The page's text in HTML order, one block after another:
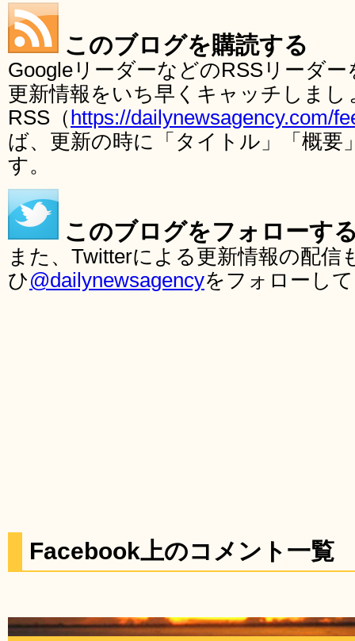
このブログを購読する
GoogleリーダーなどのRSSリーダ
更新情報をいち早くキャッチしま
RSS（ https://dailynewsagency.com/
ば、更新の時に「タイトル」「概要
す。
このブログをフォローす
また、Twitterによる更新情報の配
ひ@dailynewsagencyをフォローし
Facebook上のコメント一覧